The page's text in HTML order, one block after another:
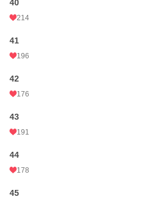
40
214
41
196
42
176
43
191
44
178
45